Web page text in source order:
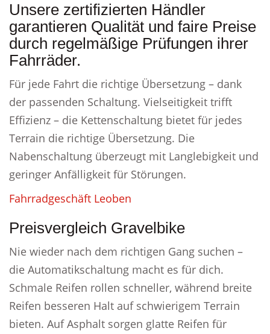
Unsere zertifizierten Händler
garantieren Qualität und faire Preise
durch regelmäßige Prüfungen ihrer
Fahrräder.
Für jede Fahrt die richtige Übersetzung – dank
der passenden Schaltung. Vielseitigkeit trifft
Effizienz – die Kettenschaltung bietet für jedes
Terrain die richtige Übersetzung. Die
Nabenschaltung überzeugt mit Langlebigkeit und
geringer Anfälligkeit für Störungen.
Fahrradgeschäft Leoben
Preisvergleich Gravelbike
Nie wieder nach dem richtigen Gang suchen –
die Automatikschaltung macht es für dich.
Schmale Reifen rollen schneller, während breite
Reifen besseren Halt auf schwierigem Terrain
bieten. Auf Asphalt sorgen glatte Reifen für